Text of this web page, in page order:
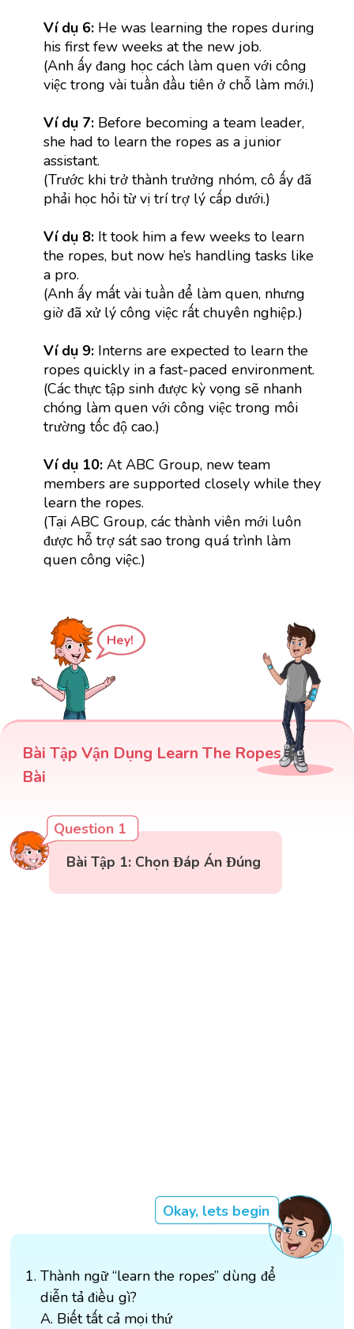
Ví dụ 6: He was learning the ropes during
his first few weeks at the new job.
(Anh ấy đang học cách làm quen với công
việc trong vài tuần đầu tiên ở chỗ làm mới.)
Ví dụ 7: Before becoming a team leader,
she had to learn the ropes as a junior
assistant.
(Trước khi trở thành trưởng nhóm, cô ấy đã
phải học hỏi từ vị trí trợ lý cấp dưới.)
Ví dụ 8: It took him a few weeks to learn
the ropes, but now he’s handling tasks like
a pro.
(Anh ấy mất vài tuần để làm quen, nhưng
giờ đã xử lý công việc rất chuyên nghiệp.)
Ví dụ 9: Interns are expected to learn the
ropes quickly in a fast-paced environment.
(Các thực tập sinh được kỳ vọng sẽ nhanh
chóng làm quen với công việc trong môi
trường tốc độ cao.)
Ví dụ 10: At ABC Group, new team
members are supported closely while they
learn the ropes.
(Tại ABC Group, các thành viên mới luôn
được hỗ trợ sát sao trong quá trình làm
quen công việc.)
Hey!
Bài Tập Vận Dụng Learn The Ropes
Bài
Question 1
Bài Tập 1: Chọn Đáp Án Đúng
Okay, lets begin
Thành ngữ “learn the ropes” dùng để
diễn tả điều gì?
A. Biết tất cả mọi thứ